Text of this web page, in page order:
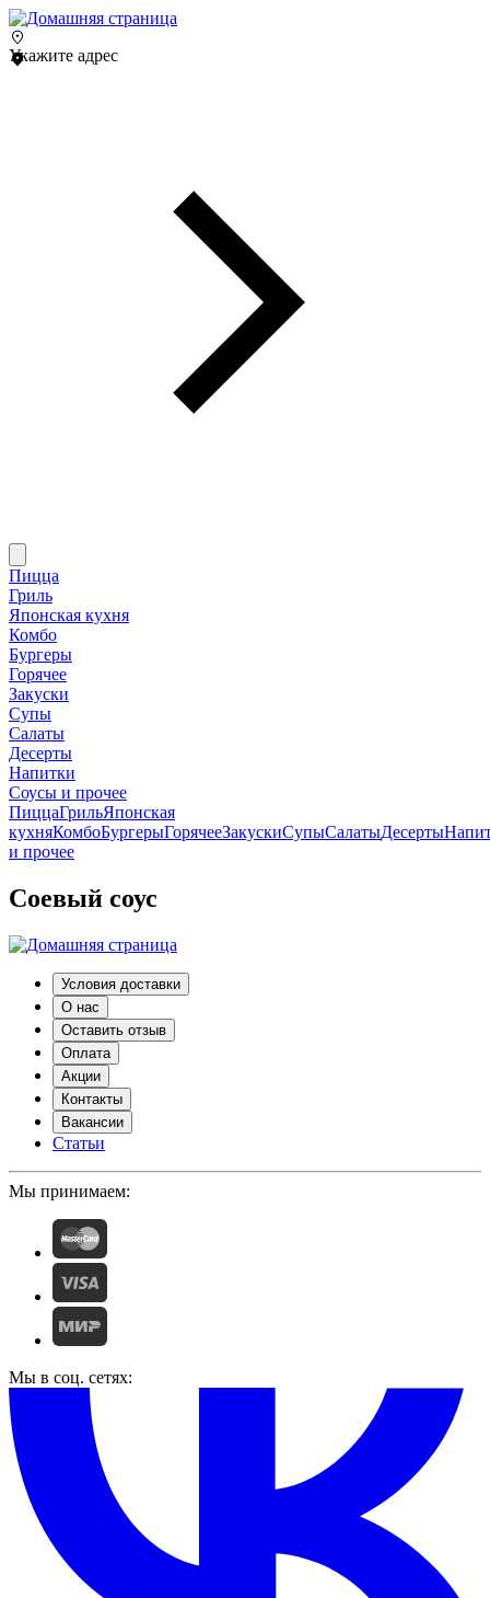
Укажите адрес
Пицца
Гриль
Японская кухня
Комбо
Бургеры
Горячее
Закуски
Супы
Салаты
Десерты
Напитки
Соусы и прочее
ПиццаГрильЯпонская
кухняКомбоБургерыГорячееЗакускиСупыСалатыДесерты
и прочее
Соевый соус
Условия доставки
О нас
Оставить отзыв
Оплата
Акции
Контакты
Вакансии
Статьи
Мы принимаем:
Мы в соц. сетях: